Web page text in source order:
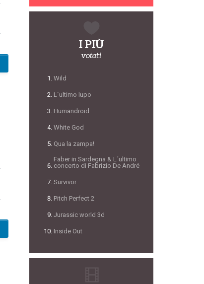
I PIÙ
votati
Wild
L´ultimo lupo
Humandroid
White God
Qua la zampa!
Faber in Sardegna & L´ultimo
concerto di Fabrizio De André
Survivor
Pitch Perfect 2
Jurassic world 3d
Inside Out